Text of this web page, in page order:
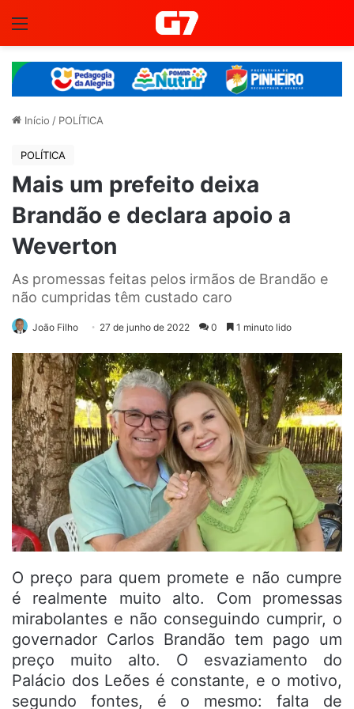
Início / POLÍTICA
POLÍTICA
Mais um prefeito deixa
Brandão e declara apoio a
Weverton
As promessas feitas pelos irmãos de Brandão e
não cumpridas têm custado caro
João Filho 27 de junho de 2022 0 1 minuto lido
O preço para quem promete e não cumpre
é realmente muito alto. Com promessas
mirabolantes e não conseguindo cumprir, o
governador Carlos Brandão tem pago um
preço muito alto. O esvaziamento do
Palácio dos Leões é constante, e o motivo,
segundo fontes, é o mesmo: falta de